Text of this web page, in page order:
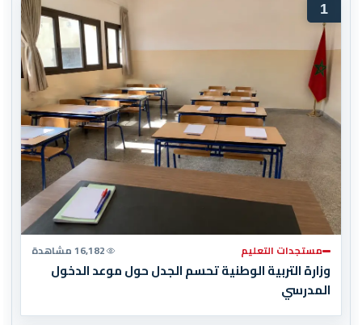
1
مستجدات التعليم 16,182 مشاهدة
وزارة التربية الوطنية تحسم الجدل حول موعد الدخول
المدرسي